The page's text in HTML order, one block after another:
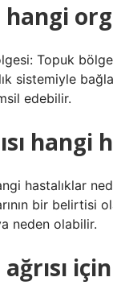
hangi
Topuk
sistemiyle
edebilir.
hangi
hastalıklar
bir belirtisi
neden olabilir.